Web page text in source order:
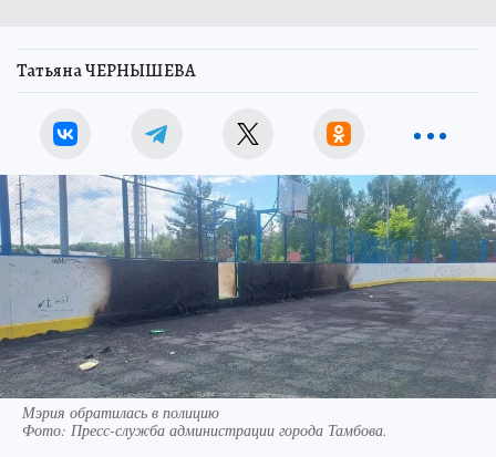
Татьяна ЧЕРНЫШЕВА
Мэрия обратилась в полицию
Фото: Пресс-служба администрации города Тамбова.